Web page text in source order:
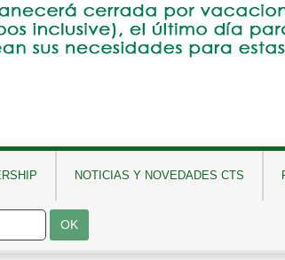
NOTICIAS Y NOVEDADES CTS